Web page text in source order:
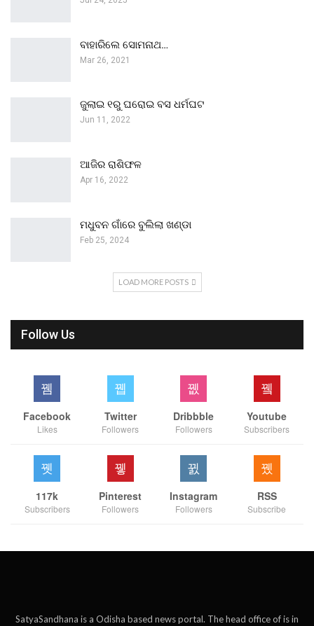
ବାହାରିଲେ ସୋମନାଥ…
Mar 26, 2021
ଜୁଲାଇ ୧ରୁ ଘରୋଇ ବସ ଧର୍ମଘଟ
Jun 11, 2022
ଆଜିର ରାଶିଫଳ
Apr 16, 2022
ମଧୁବନ ଗାଁରେ ବୁଲିଲା ଖଣ୍ଡା
Feb 25, 2024
LOAD MORE POSTS
Follow Us
Facebook
Likes
Twitter
Followers
Dribbble
Followers
Youtube
Subscribers
117k
Subscribers
Pinterest
Followers
Instagram
Followers
RSS
Subscribe
SatyaSandhana is a Odisha based news portal. The head office of is in